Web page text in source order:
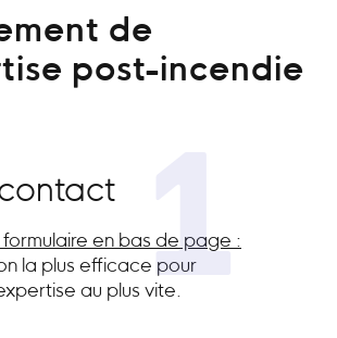
de
post-incendie
1
formulaire en bas de page :
la plus efficace pour
au plus vite.